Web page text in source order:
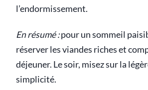
l’endormissement.
En résumé :pour un sommeil
réserver les viandes riches et
déjeuner. Le soir, misez sur la
simplicité.